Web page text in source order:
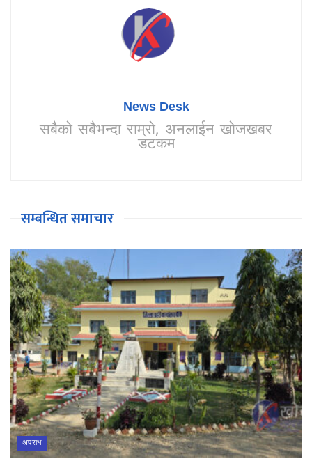
News Desk
सबैको सबैभन्दा राम्रो, अनलाईन खोजखबर
डटकम
सम्बन्धित समाचार
अपराध